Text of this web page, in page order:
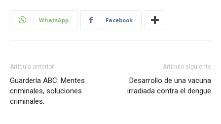
WhatsApp Facebook
Artículo anterior
Guardería ABC: Mentes
criminales, soluciones
criminales.
Artículo siguiente
Desarrollo de una vacuna
irradiada contra el dengue